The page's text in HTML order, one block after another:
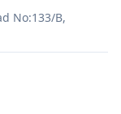
No:133/B,